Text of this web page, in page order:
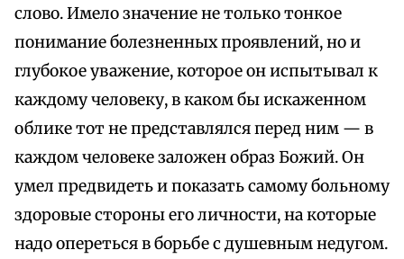
слово. Имело значение не только тонкое
понимание болезненных проявлений, но и
глубокое уважение, которое он испытывал к
каждому человеку, в каком бы искаженном
облике тот не представлялся перед ним — в
каждом человеке заложен образ Божий. Он
умел предвидеть и показать самому больному
здоровые стороны его личности, на которые
надо опереться в борьбе с душевным недугом.